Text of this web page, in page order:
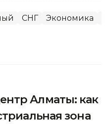
СНГ Экономика
Алматы: как
зона